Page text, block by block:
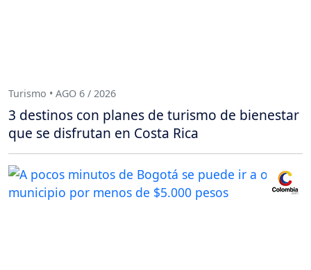
Turismo • AGO 6 / 2026
3 destinos con planes de turismo de bienestar
que se disfrutan en Costa Rica